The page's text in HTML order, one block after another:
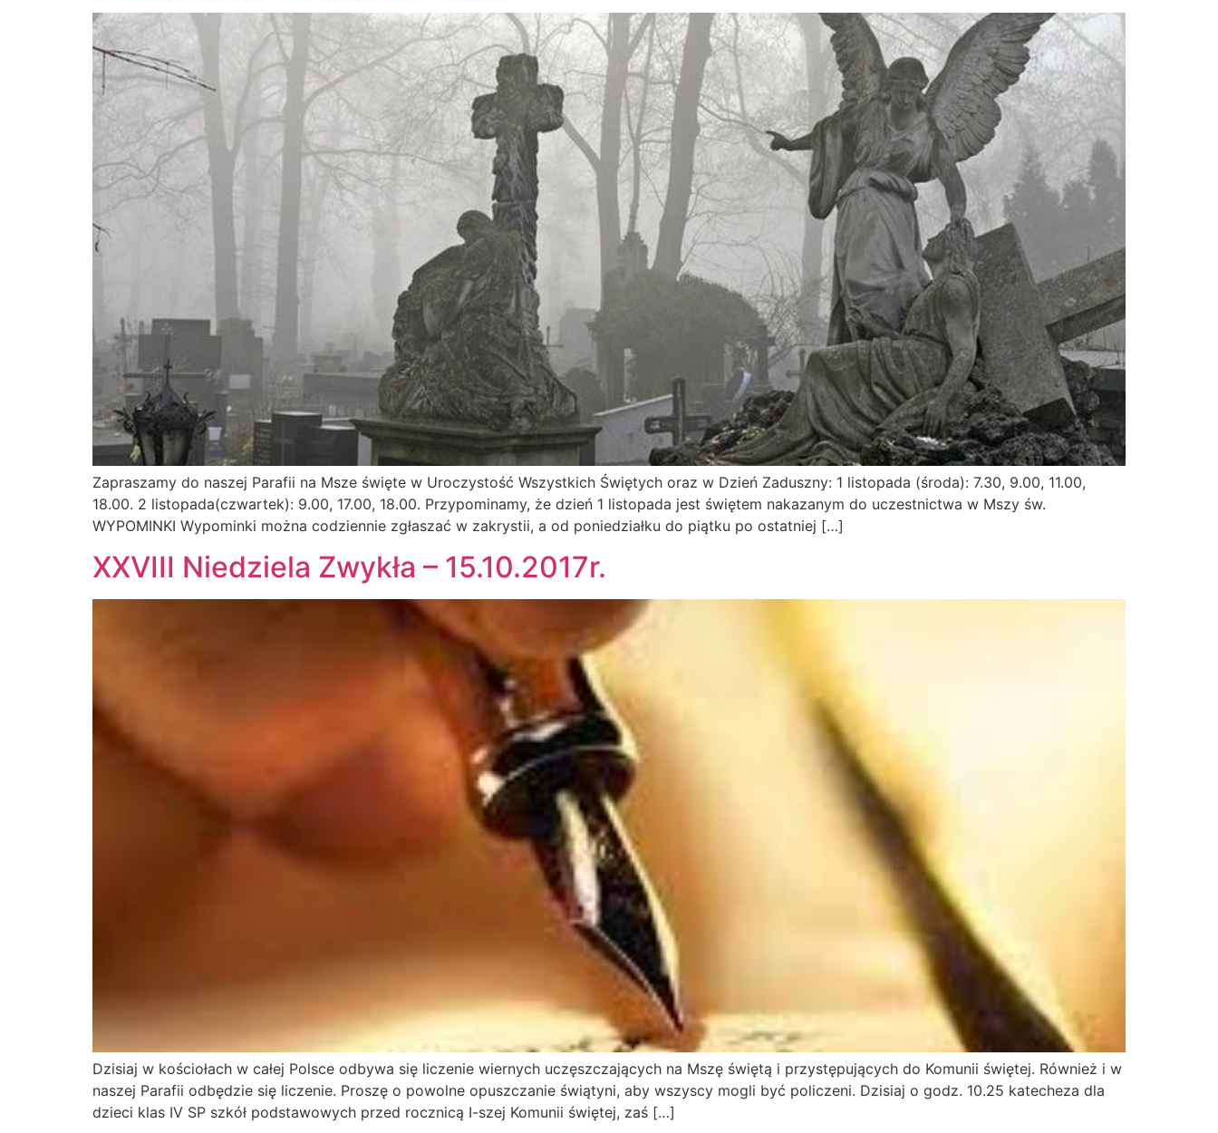
Zapraszamy do naszej Parafii na Msze święte w Uroczystość Wszystkich Świętych oraz w Dzień Zaduszny: 1 listopada (środa): 7.30, 9.00, 11.00,
18.00. 2 listopada(czwartek): 9.00, 17.00, 18.00. Przypominamy, że dzień 1 listopada jest świętem nakazanym do uczestnictwa w Mszy św.
WYPOMINKI Wypominki można codziennie zgłaszać w zakrystii, a od poniedziałku do piątku po ostatniej […]
XXVIII Niedziela Zwykła – 15.10.2017r.
Dzisiaj w kościołach w całej Polsce odbywa się liczenie wiernych uczęszczających na Mszę świętą i przystępujących do Komunii świętej. Również i w
naszej Parafii odbędzie się liczenie. Proszę o powolne opuszczanie świątyni, aby wszyscy mogli być policzeni. Dzisiaj o godz. 10.25 katecheza dla
dzieci klas IV SP szkół podstawowych przed rocznicą I-szej Komunii świętej, zaś […]